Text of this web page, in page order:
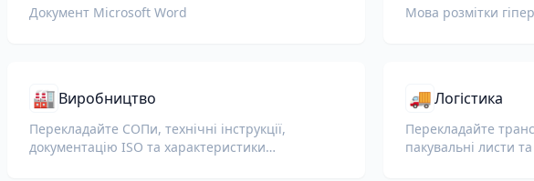
Документ Microsoft Word Мова розмітки
🏭 Виробництво
Перекладайте СОПи, технічні інструкції,
документацію ISO та характеристики
🚚Логістика
Перекладайте
пакувальні листи